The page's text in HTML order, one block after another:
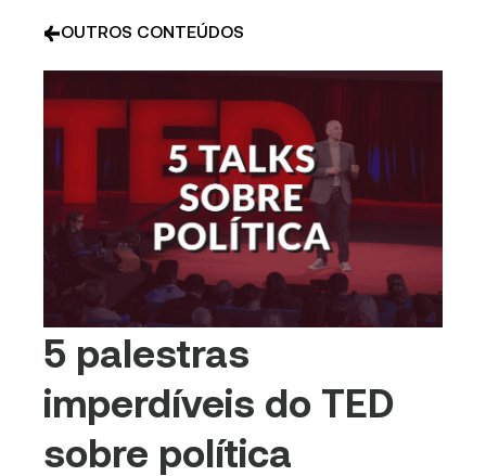
OUTROS CONTEÚDOS
5 palestras
imperdíveis do TED
sobre política